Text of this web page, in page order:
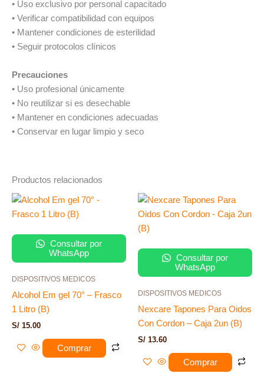
• Uso exclusivo por personal capacitado
• Verificar compatibilidad con equipos
• Mantener condiciones de esterilidad
• Seguir protocolos clínicos
Precauciones
• Uso profesional únicamente
• No reutilizar si es desechable
• Mantener en condiciones adecuadas
• Conservar en lugar limpio y seco
Productos relacionados
Consultar por
WhatsApp
DISPOSITIVOS MEDICOS
Alcohol Em gel 70° – Frasco
1 Litro (B)
S/ 15.00
Comprar
Consultar por
WhatsApp
DISPOSITIVOS MEDICOS
Nexcare Tapones Para Oidos
Con Cordon – Caja 2un (B)
S/ 13.60
Comprar